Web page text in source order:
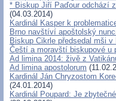
* Biskup Jiří Paďour odchází
(04.03.2014)
Kardinál Kasper k
Brno navštíví apoštolský
Biskup Cikrle předsedal mši
Čeští a moravští biskupové u
Ad limina 2014: živě z
Ad limina apostolorum
Kardinál Ján Chryzostom
(24.01.2014)
Kardinál Poupard: Je